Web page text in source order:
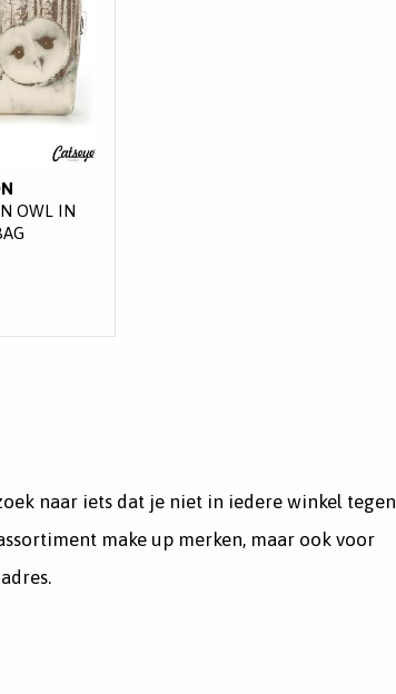
OWL IN
naar iets dat je niet in iedere winkel tegen
make up merken, maar ook voor